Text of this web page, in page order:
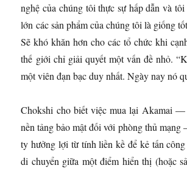
nghệ của chúng tôi thực sự hấp dẫn và
lớn các sản phẩm của chúng tôi là giống
Sẽ khó khăn hơn cho các tổ chức khi
thế giới chỉ giải quyết một vấn đề nhỏ.
một viên đạn bạc duy nhất. Ngày nay nó
Chokshi cho biết việc mua lại Akamai —
nền tảng bảo mật đối với phòng thủ
ty hưởng lợi từ tính liền kề để kẻ tấn
di chuyển giữa một điểm hiển thị (hoặc